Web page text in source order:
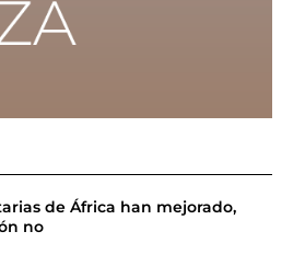
de África han mejorado,
no